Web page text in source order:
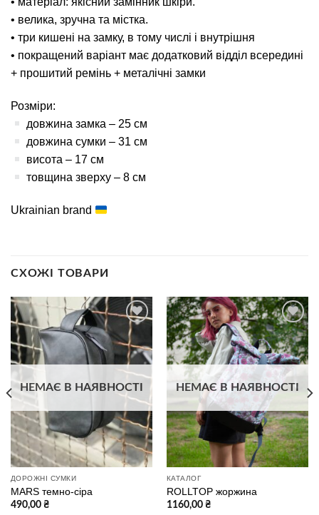
• велика, зручна та містка.
• три кишені на замку, в тому числі і внутрішня
• покращений варіант має додатковий відділ всередині
+ прошитий ремінь + металічні замки
Розміри:
довжина замка – 25 см
довжина сумки – 31 см
висота – 17 см
товщина зверху – 8 см
Ukrainian brand
СХОЖІ ТОВАРИ
избранное
НЕМАЄ В НАЯВНОСТІ
ДОРОЖНІ СУМКИ
MARS темно-сіра
490,00 ₴
В
избранное
НЕМАЄ В НАЯВНОСТІ
КАТАЛОГ
ROLLTOP жоржина
1160,00 ₴